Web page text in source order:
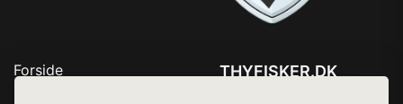
Forside
THYFISKER.DK